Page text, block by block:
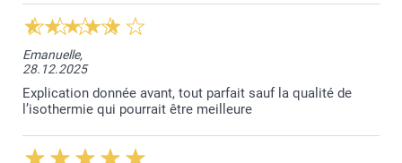
Emanuelle,
28.12.2025
Explication donnée avant, tout parfait sauf la qualité de
l’isothermie qui pourrait être meilleure